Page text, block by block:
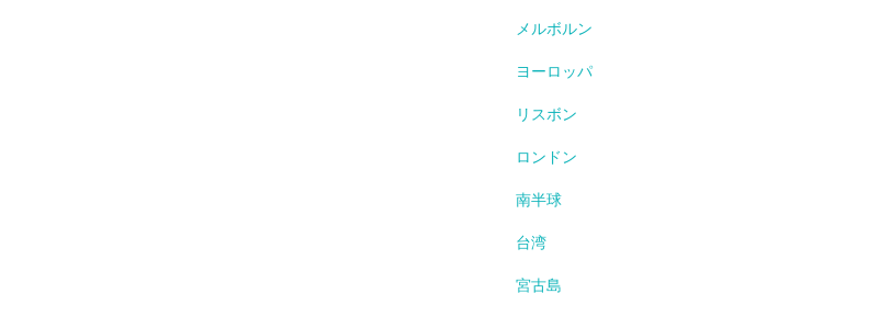
メルボルン
ヨーロッパ
リスボン
ロンドン
南半球
台湾
宮古島